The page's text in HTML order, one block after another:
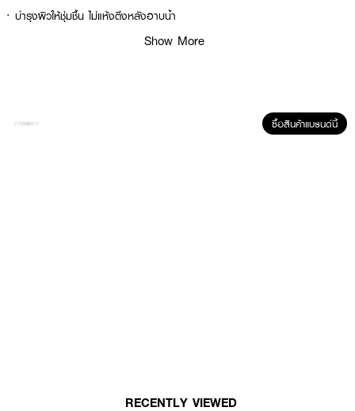
· บำรุงผิวให้ชุ่มชื้น ไม่แห้งตึงหลังอาบน้ำ
· ช่วยให้ผิวเนียนนุ่มและสัมผัสเรียบลื่นShow More
ซื้อสินค้าแบรนด์นี้
RECENTLY VIEWED